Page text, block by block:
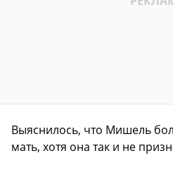
Выяснилось, что Мишель
мать, хотя она так и не